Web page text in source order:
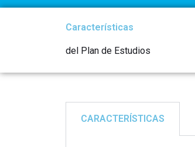
Características
del Plan de Estudios
CARACTERÍSTICAS